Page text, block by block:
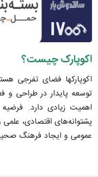
اکوپارک چیست؟
اکوپارکها فضای تفرجی
توسعه پایدار در طراحی و
اهمیت زیادی دارد.
پشتوانه‌های اقتصادی،
عمومی و ایجاد فرهنگ